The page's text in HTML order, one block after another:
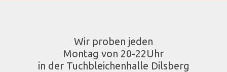
Wir proben jeden
Montag von 20-22Uhr
in der Tuchbleichenhalle Dilsberg